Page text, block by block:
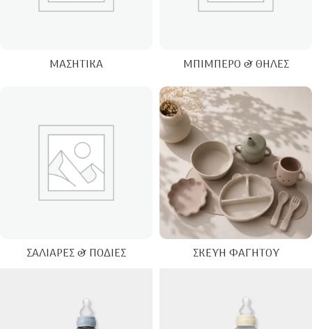
ΜΑΣΗΤΙΚΆ ΜΠΙΜΠΕΡΌ & ΘΗΛΈΣ
ΣΑΛΙΆΡΕΣ & ΠΟΔΙΈΣ ΣΚΕΎΗ ΦΑΓΗΤΟΎ